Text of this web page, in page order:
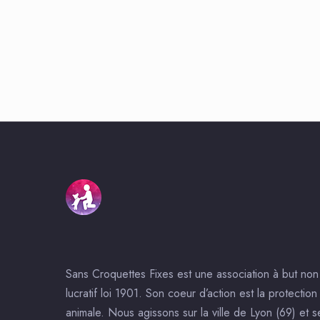
Sans Croquettes Fixes est une association à but non
lucratif loi 1901. Son coeur d’action est la protection
animale. Nous agissons sur la ville de Lyon (69) et